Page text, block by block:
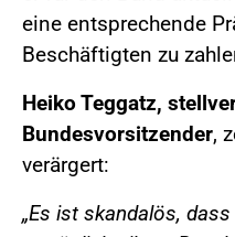
eine entsprechende
Beschäftigten zu
Heiko Teggatz,
Bundesvorsitzender,
verärgert:
„Es ist skandalös,